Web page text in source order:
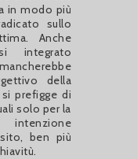
in modo più
sullo
Anche
integrato
della
prefigge di
solo per la
ben più